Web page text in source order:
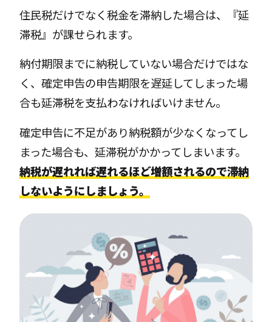
住民税だけでなく税金を滞納した場合は、『延
滞税』が課せられます。
納付期限までに納税していない場合だけではな
く、確定申告の申告期限を遅延してしまった場
合も延滞税を支払わなければいけません。
確定申告に不足があり納税額が少なくなってし
まった場合も、延滞税がかかってしまいます。
納税が遅れれば遅れるほど増額されるので滞納
しないようにしましょう。